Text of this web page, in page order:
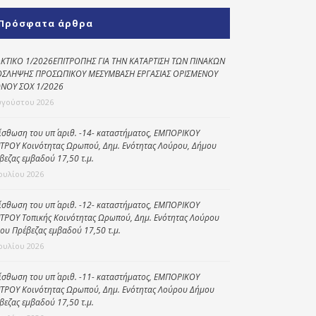
Κοινωνικό
παντοπωλείο
Kοινωνικό
φαρμακείο
Πρόγραμμα
Κέντρο Ημερήσιας
Φροντίδας
Ηλικιωμένων
(Κ.Η.Φ.Η.) Πρέβεζας
άρθρα
1/2026ΕΠΙΤΡΟΠΗΣ ΓΙΑ ΤΗΝ ΚΑΤΑΡΤΙΣΗ ΤΩΝ ΠΙΝΑΚΩΝ
ΠΡΟΣΩΠΙΚΟΥ ΜΕΣΥΜΒΑΣΗ ΕΡΓΑΣΙΑΣ ΟΡΙΣΜΕΝΟΥ
ΣΟΧ 1/2026
2026
του υπ΄ αριθ. -14- καταστήματος, ΕΜΠΟΡΙΚΟΥ
Κοινότητας Ωρωπού, Δημ. Ενότητας Λούρου, Δήμου
εμβαδού 17,50 τ.μ.
2026
του υπ΄ αριθ. -12- καταστήματος, ΕΜΠΟΡΙΚΟΥ
Τοπικής Κοινότητας Ωρωπού, Δημ. Ενότητας Λούρου
Πρέβεζας εμβαδού 17,50 τ.μ.
2026
του υπ΄ αριθ. -11- καταστήματος, ΕΜΠΟΡΙΚΟΥ
Κοινότητας Ωρωπού, Δημ. Ενότητας Λούρου Δήμου
εμβαδού 17,50 τ.μ.